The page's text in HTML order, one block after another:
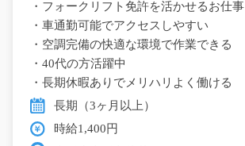
・フォークリフト免許を活かせるお仕事
・車通勤可能でアクセスしやすい
・空調完備の快適な環境で作業できる
・40代の方活躍中
・長期休暇ありでメリハリよく働ける
長期（3ヶ月以上）
時給1,400円